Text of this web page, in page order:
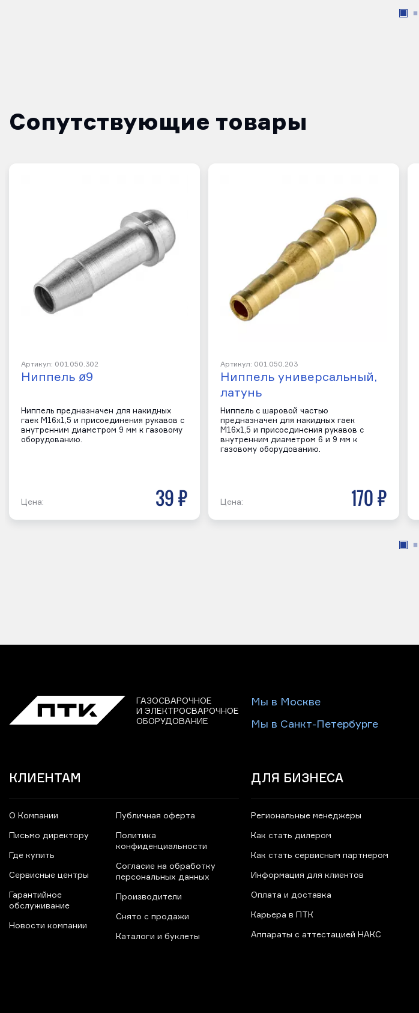
Сопутствующие товары
Артикул: 001.050.302
Ниппель ø9
Ниппель предназначен для накидных
гаек М16х1,5 и присоединения рукавов с
внутренним диаметром 9 мм к газовому
оборудованию.
Цена: 39 р
Артикул: 001.050.203
Ниппель универсальный,
латунь
Ниппель с шаровой частью
предназначен для накидных гаек
М16х1,5 и присоединения рукавов с
внутренним диаметром 6 и 9 мм к
газовому оборудованию.
Цена: 170 р
ГАЗОСВАРОЧНОЕ
И ЭЛЕКТРОСВАРОЧНОЕ
ОБОРУДОВАНИЕ
Мы в Москве
Мы в Санкт-Петербурге
КЛИЕНТАМ
О Компании
Письмо директору
Где купить
Сервисные центры
Гарантийное
обслуживание
Новости компании
Публичная оферта
Политика
конфиденциальности
Согласие на обработку
персональных данных
Производители
Снято с продажи
Каталоги и буклеты
ДЛЯ БИЗНЕСА
Региональные менеджеры
Как стать дилером
Как стать сервисным партнером
Информация для клиентов
Оплата и доставка
Карьера в ПТК
Аппараты с аттестацией НАКС